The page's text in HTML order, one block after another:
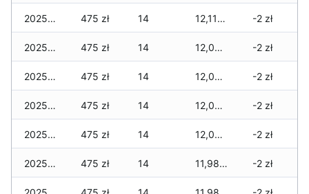
2025-12-21 475 zł 14 12,110 zł -2 zł
2025-12-20 475 zł 14 12,060 zł -2 zł
2025-12-19 475 zł 14 12,035 zł -2 zł
2025-12-18 475 zł 14 12,035 zł -2 zł
2025-12-17 475 zł 14 12,035 zł -2 zł
2025-12-16 475 zł 14 11,985 zł -2 zł